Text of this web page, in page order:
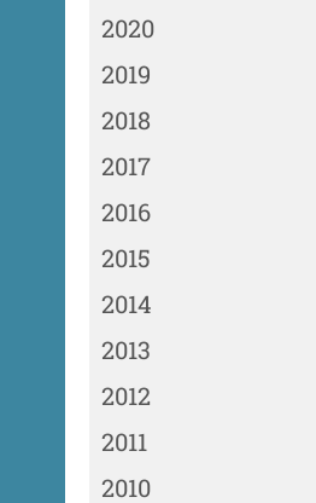
2020
2019
2018
2017
2016
2015
2014
2013
2012
2011
2010